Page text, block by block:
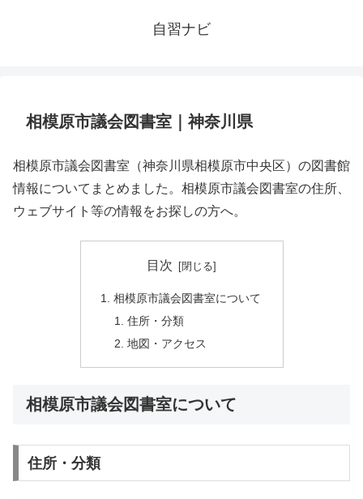
自習ナビ
相模原市議会図書室｜神奈川県
相模原市議会図書室（神奈川県相模原市中央区）の図書館
情報についてまとめました。相模原市議会図書室の住所、
ウェブサイト等の情報をお探しの方へ。
目次
相模原市議会図書室について
住所・分類
地図・アクセス
相模原市議会図書室について
住所・分類